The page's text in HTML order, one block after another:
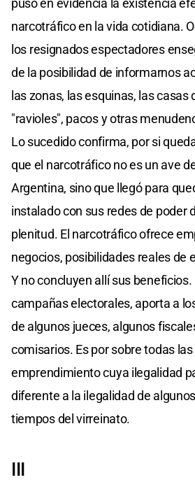
puso en evidencia la existencia
narcotráfico en la vida cotidiana.
los resignados espectadores
de la posibilidad de informarnos
las zonas, las esquinas, las casas
"ravioles", pacos y otras
Lo sucedido confirma, por si
que el narcotráfico no es un ave
Argentina, sino que llegó para
instalado con sus redes de poder
plenitud. El narcotráfico ofrece
negocios, posibilidades reales de
Y no concluyen allí sus
campañas electorales, aporta a
de algunos jueces, algunos
comisarios. Es por sobre todas
emprendimiento cuya ilegalidad
diferente a la ilegalidad de
tiempos del virreinato.
III